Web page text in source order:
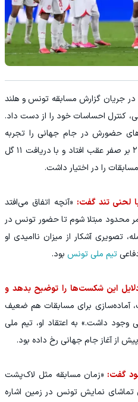
جریان گزارش مسابقه تونس و هلند
کنترل احساسات خود را از دست داد.
حضورش در جام جهانی را تجربه
می‌کند، در همان نیمه اول برابر هلند ۲ بر صفر عقب افتاد و با دریافت ۱۱ گل
را در اختیار داشت.
لحنی تند گفت: «آنچه اتفاق می‌افتد
محدود مبتلا شوم تا حضور تونس در
تصویری آشکار از میزان ناامیدی او
تیم ملی تونس بود.
این شکست‌ها را توضیح بدهد و
آماده‌سازی برای مسابقات هم ضعیف
داشت.» به اعتقاد او، تیم ملی
از آغاز جام جهانی رخ داده بود.
گفت: «زمان مسابقه مثل لاک‌پشت
تماشای نمایش تونس در زمین اشاره